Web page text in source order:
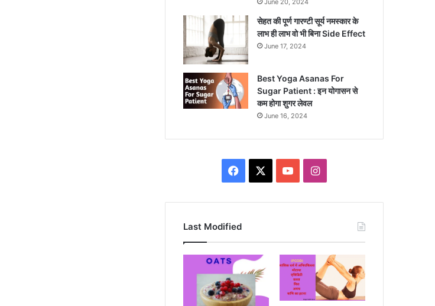
June 20, 2024
सेहत की पूर्ण गारण्टी सूर्य नमस्कार के
लाभ ही लाभ वो भी बिना Side Effect
June 17, 2024
Best Yoga Asanas For
Sugar Patient : इन योगासन से
कम होगा शुगर लेवल
June 16, 2024
Facebook YouTubeInstagram
Last Modified